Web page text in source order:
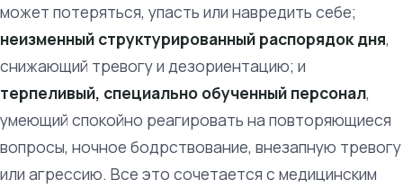
может потеряться, упасть или навредить себе;
неизменный структурированный распорядок дня,
снижающий тревогу и дезориентацию; и
терпеливый, специально обученный персонал,
умеющий спокойно реагировать на повторяющиеся
вопросы, ночное бодрствование, внезапную тревогу
или агрессию. Все это сочетается с медицинским